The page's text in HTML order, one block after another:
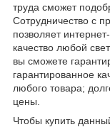
труда сможет
Сотрудничество с
позволяет
качество любой
вы сможете
гарантированное
любого товара;
цены.
Чтобы купить